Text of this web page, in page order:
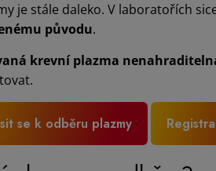
je stále daleko. V laboratořích
původu.
krevní plazma
se k odběru plazmy